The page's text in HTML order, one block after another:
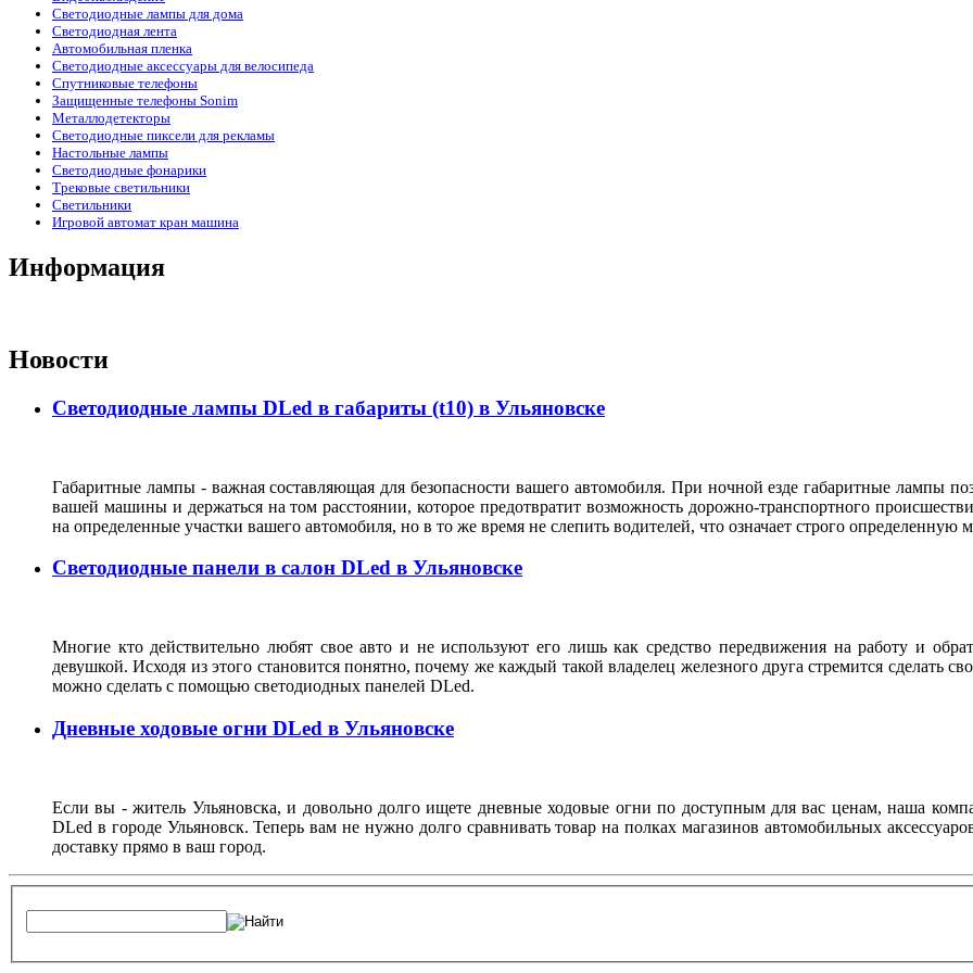
Светодиодные лампы для дома
Светодиодная лента
Автомобильная пленка
Светодиодные аксессуары для велосипеда
Спутниковые телефоны
Защищенные телефоны Sonim
Металлодетекторы
Светодиодные пиксели для рекламы
Настольные лампы
Светодиодные фонарики
Трековые светильники
Светильники
Игровой автомат кран машина
Информация
Новости
Светодиодные лампы DLed в габариты (t10) в Ульяновске
Габаритные лампы - важная составляющая для безопасности вашего автомобиля. При ночной езде габаритные лампы
вашей машины и держаться на том расстоянии, которое предотвратит возможность дорожно-транспортного
на определенные участки вашего автомобиля, но в то же время не слепить водителей, что означает строго
Светодиодные панели в салон DLed в Ульяновске
Многие кто действительно любят свое авто и не используют его лишь как средство передвижения на работу и
девушкой. Исходя из этого становится понятно, почему же каждый такой владелец железного друга стремится сделать
можно сделать с помощью светодиодных панелей DLed.
Дневные ходовые огни DLed в Ульяновске
Если вы - житель Ульяновска, и довольно долго ищете дневные ходовые огни по доступным для вас ценам, наша
DLed в городе Ульяновск. Теперь вам не нужно долго сравнивать товар на полках магазинов автомобильных
доставку прямо в ваш город.